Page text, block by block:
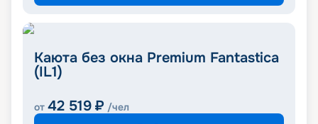
Каюта без окна Premium Fantastica
(IL1)
от 42 519 ₽ /чел